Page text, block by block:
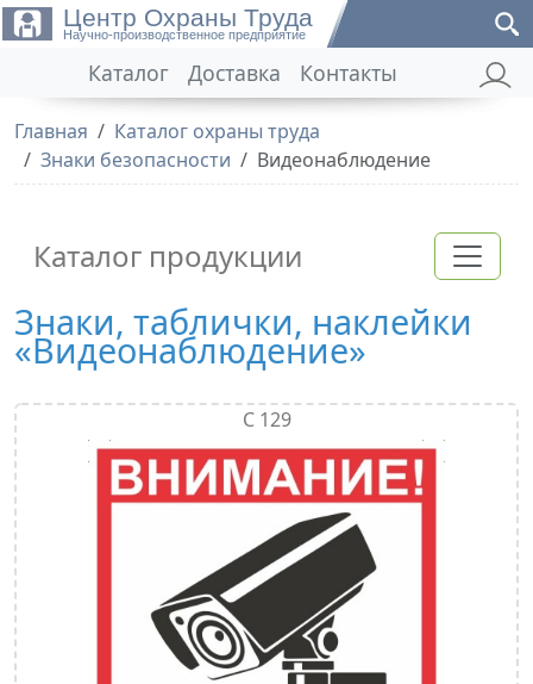
Центр Охраны Труда
Научно-производственное предприятие
Каталог Доставка Контакты
Главная
Каталог охраны труда
Знаки безопасности
Видеонаблюдение
Каталог продукции
Знаки, таблички, наклейки
«Видеонаблюдение»
С 129